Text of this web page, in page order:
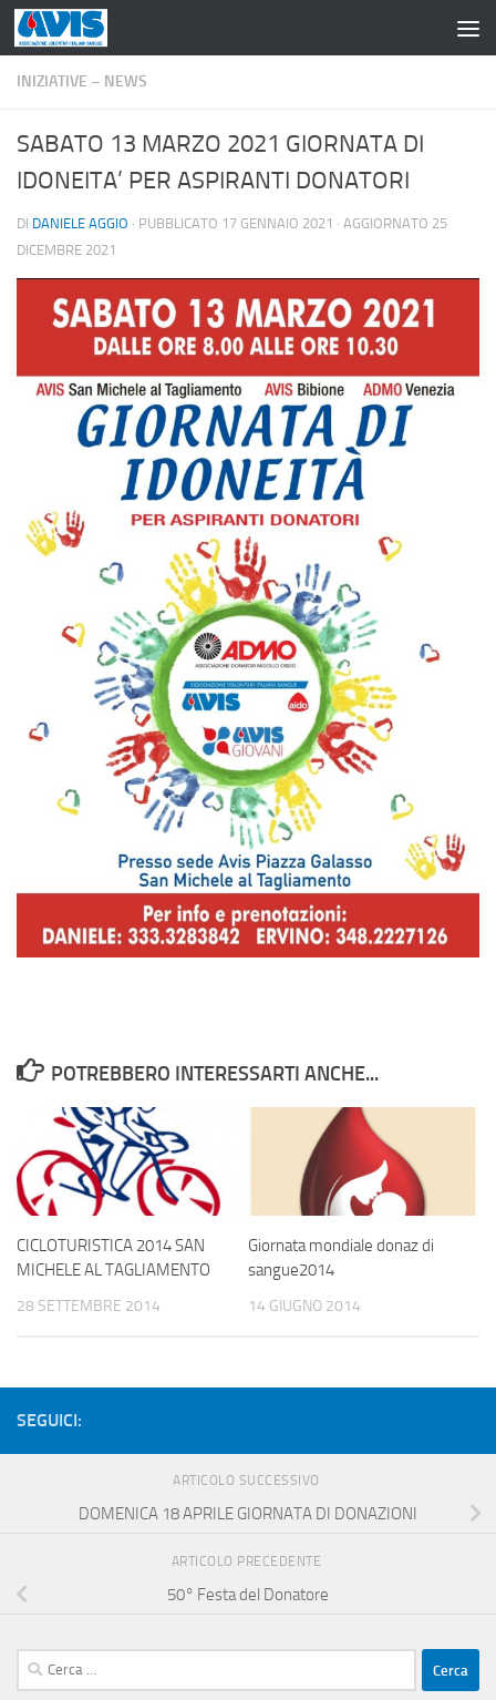
Salta al contenuto
INIZIATIVE – NEWS
SABATO 13 MARZO 2021 GIORNATA DI
IDONEITA’ PER ASPIRANTI DONATORI
DI DANIELE AGGIO · PUBBLICATO 17 GENNAIO 2021 · AGGIORNATO 25
DICEMBRE 2021
POTREBBERO INTERESSARTI ANCHE...
CICLOTURISTICA 2014 SAN
MICHELE AL TAGLIAMENTO
28 SETTEMBRE 2014
Giornata mondiale donaz di
sangue2014
14 GIUGNO 2014
SEGUICI:
ARTICOLO SUCCESSIVO
DOMENICA 18 APRILE GIORNATA DI DONAZIONI
ARTICOLO PRECEDENTE
50° Festa del Donatore
Ricerca
per: